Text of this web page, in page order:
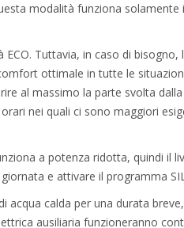
modalità funziona
Tuttavia, in caso di
ottimale in tutte le
al massimo la parte svolta
nei quali ci sono maggiori
a potenza ridotta, quindi il
e attivare il programma
acqua calda per una durata
ausiliaria funzioneranno